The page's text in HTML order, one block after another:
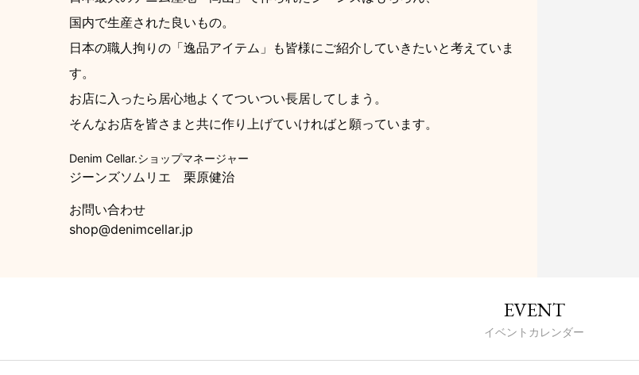
国内で生産された良いもの。
日本の職人拘りの「逸品アイテム」も皆様にご紹介していきたいと考えていま
す。
お店に入ったら居心地よくてついつい長居してしまう。
そんなお店を皆さまと共に作り上げていければと願っています。
Denim Cellar.ショップマネージャー
ジーンズソムリエ 栗原健治
お問い合わせ
shop@denimcellar.jp
EVENT
イベントカレンダー